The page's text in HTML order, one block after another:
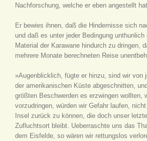
Nachforschung, welche er eben angestellt
Er bewies ihnen, daß die Hindernisse sich
und daß es unter jeder Bedingung
Material der Karawane hindurch zu dringen,
mehrere Monate berechneten Reise
»Augenblicklich, fügte er hinzu, sind wir von
der amerikanischen Küste abgeschnitten,
größten Beschwerden es erzwingen wollten,
vorzudringen, würden wir Gefahr laufen,
Insel zurück zu können, die doch unser
Zufluchtsort bleibt. Ueberraschte uns das
dem Eisfelde, so wären wir rettungslos